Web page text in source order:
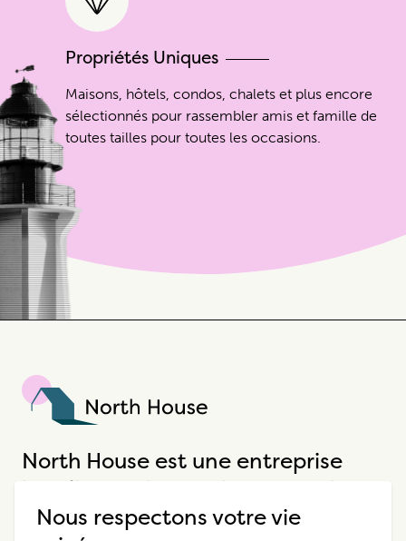
Propriétés Uniques
Maisons, hôtels, condos, chalets et plus encore
sélectionnés pour rassembler amis et famille de
toutes tailles pour toutes les occasions.
North House est une entreprise
hôtelière unique qui propose des
expériences extraordinaires.
Nous respectons votre vie